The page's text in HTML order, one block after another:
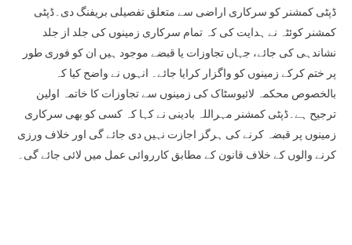
ڈپٹی کمشنر کو سرکاری اراضی سے متعلق تفصیلی بریفنگ دی۔ڈپٹی
کمشنر کوئٹہ نے ہدایت کی کہ تمام سرکاری زمینوں کی جلد از جلد
نشاندہی کی جائے، جہاں تجاوزات یا قبضے موجود ہیں ان کو فوری طور
پر ختم کرکے زمینوں کو واگزار کرایا جائے۔ انہوں نے واضح کیا کہ
بالخصوص محکمہ لائیوسٹاک کی زمینوں سے تجاوزات کا خاتمہ اولین
ترجیح ہے۔ڈپٹی کمشنر مہراللہ بادینی نے کہا کہ کسی کو بھی سرکاری
زمینوں پر قبضہ کرنے کی ہرگز اجازت نہیں دی جائے گی اور خلاف ورزی
کرنے والوں کے خلاف قانون کے مطابق کارروائی عمل میں لائی جائے گی۔